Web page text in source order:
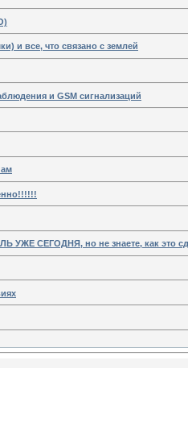
и все, что связано с землей
и GSM сигнализаций
СЕГОДНЯ, но не знаете, как это